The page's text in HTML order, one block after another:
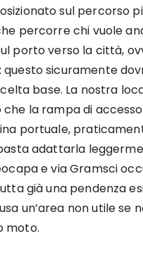
sul percorso
percorre chi vuole
porto verso la città,
questo sicuramente
base. La nostra
la rampa di
portuale,
adattarla
e via Gramsci
già una pendenza
un’area non utile se
moto.